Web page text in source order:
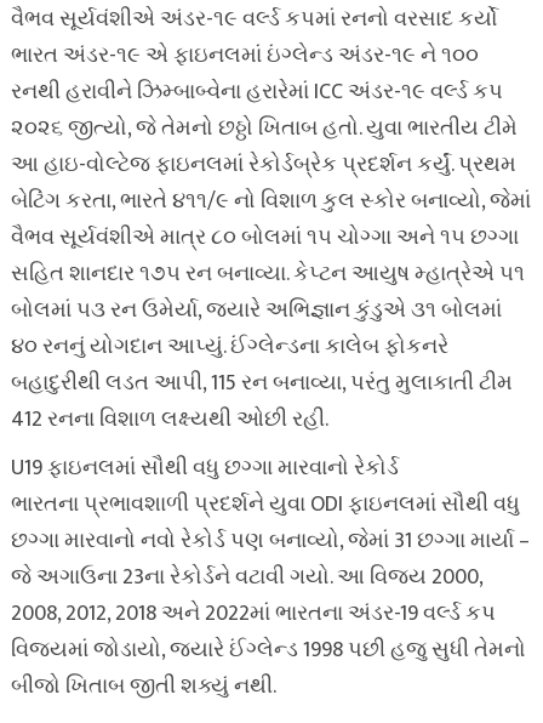
વૈભવ સૂર્યવંશીએ અંડર-૧૯ વર્લ્ડ કપમાં રનનો વરસાદ કર્યો
ભારત અંડર-૧૯ એ ફાઇનલમાં ઇંગ્લેન્ડ અંડર-૧૯ ને ૧૦૦
રનથી હરાવીને ઝિમ્બાબ્વેના હરારેમાં ICC અંડર-૧૯ વર્લ્ડ કપ
૨૦૨૬ જીત્યો, જે તેમનો છઠ્ઠો ખિતાબ હતો. યુવા ભારતીય ટીમે
આ હાઇ-વોલ્ટેજ ફાઇનલમાં રેકોર્ડબ્રેક પ્રદર્શન કર્યું. પ્રથમ
બેટિંગ કરતા, ભારતે ૪૧૧/૯ નો વિશાળ કુલ સ્કોર બનાવ્યો, જેમાં
વૈભવ સૂર્યવંશીએ માત્ર ૮૦ બોલમાં ૧૫ ચોગ્ગા અને ૧૫ છગ્ગા
સહિત શાનદાર ૧૭૫ રન બનાવ્યા. કેપ્ટન આયુષ મ્હાત્રેએ ૫૧
બોલમાં ૫૩ રન ઉમેર્યા, જ્યારે અભિજ્ઞાન કુંડુએ ૩૧ બોલમાં
૪૦ રનનું યોગદાન આપ્યું. ઈંગ્લેન્ડના કાલેબ ફોકનરે
બહાદુરીથી લડત આપી, 115 રન બનાવ્યા, પરંતુ મુલાકાતી ટીમ
412 રનના વિશાળ લક્ષ્યથી ઓછી રહી.
U19 ફાઇનલમાં સૌથી વધુ છગ્ગા મારવાનો રેકોર્ડ
ભારતના પ્રભાવશાળી પ્રદર્શને યુવા ODI ફાઇનલમાં સૌથી વધુ
છગ્ગા મારવાનો નવો રેકોર્ડ પણ બનાવ્યો, જેમાં 31 છગ્ગા માર્યા –
જે અગાઉના 23ના રેકોર્ડને વટાવી ગયો. આ વિજય 2000,
2008, 2012, 2018 અને 2022માં ભારતના અંડર-19 વર્લ્ડ કપ
વિજયમાં જોડાયો, જ્યારે ઈંગ્લેન્ડ 1998 પછી હજુ સુધી તેમનો
બીજો ખિતાબ જીતી શક્યું નથી.